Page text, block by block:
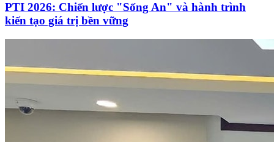
PTI 2026: Chiến lược "Sống An" và hành trình
kiến tạo giá trị bền vững